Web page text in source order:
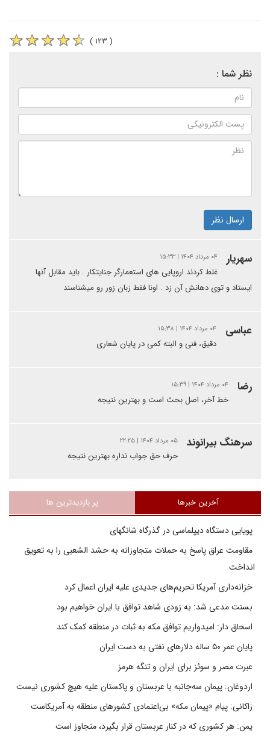
( ۱۲۳ )
نظر شما :
ارسال نظر
سهریار ۰۴ مرداد ۱۴۰۴ | ۱۵:۳۳
غلط کردند اروپایی های استعمارگر جنایتکار . باید مقابل آنها
ایستاد و توی دهانش آن زد . اونا فقط زبان زور رو میشناسند
عباسی ۰۴ مرداد ۱۴۰۴ | ۱۵:۳۸
دقیق، فنی و البته کمی در پایان شعاری
رضا ۰۴ مرداد ۱۴۰۴ | ۱۵:۳۹
خط آخر، اصل بحث است و بهترین نتیجه
سرهنگ بیرانوند ۰۵ مرداد ۱۴۰۴ | ۲۲:۲۵
حرف حق جواب نداره بهترین نتیجه
آخرین خبرها پر بازدیدترین ها
پویایی دستگاه دیپلماسی در گذرگاه شانگهای
مقاومت عراق پاسخ به حملات متجاوزانه به حشد الشعبی را به تعویق
انداخت
خزانه‌داری آمریکا تحریم‌های جدیدی علیه ایران اعمال کرد
بسنت مدعی شد: به زودی شاهد توافق با ایران خواهیم بود
اسحاق دار: امیدواریم توافق مکه به ثبات در منطقه کمک کند
پایان عمر ۵۰ ساله دلارهای نفتی به دست ایران
عبرت مصر و سوئز برای ایران و تنگه هرمز
اردوغان: پیمان سه‌جانبه با عربستان و پاکستان علیه هیچ کشوری نیست
زاکانی: پیام «پیمان مکه» بی‌اعتمادی کشورهای منطقه به آمریکاست
یمن: هر کشوری که در کنار عربستان قرار بگیرد، متجاوز است